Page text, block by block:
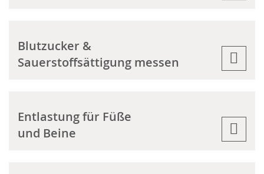
Blutzucker &
Sauerstoffsättigung messen
Entlastung für Füße
und Beine